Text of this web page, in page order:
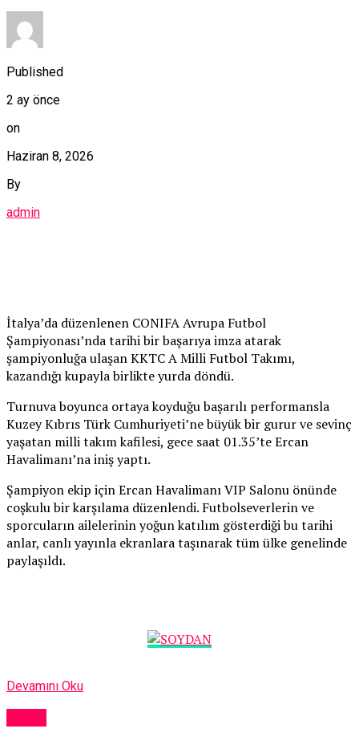
Published
2 ay önce
on
Haziran 8, 2026
By
admin
İtalya’da düzenlenen CONIFA Avrupa Futbol
Şampiyonası’nda tarihi bir başarıya imza atarak
şampiyonluğa ulaşan KKTC A Milli Futbol Takımı,
kazandığı kupayla birlikte yurda döndü.
Turnuva boyunca ortaya koyduğu başarılı performansla
Kuzey Kıbrıs Türk Cumhuriyeti’ne büyük bir gurur ve sevinç
yaşatan milli takım kafilesi, gece saat 01.35’te Ercan
Havalimanı’na iniş yaptı.
Şampiyon ekip için Ercan Havalimanı VIP Salonu önünde
coşkulu bir karşılama düzenlendi. Futbolseverlerin ve
sporcuların ailelerinin yoğun katılım gösterdiği bu tarihi
anlar, canlı yayınla ekranlara taşınarak tüm ülke genelinde
paylaşıldı.
Devamını Oku